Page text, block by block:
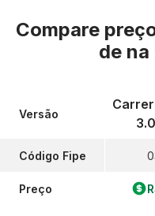
Compare
de na
Versão
Código Fipe
Preço